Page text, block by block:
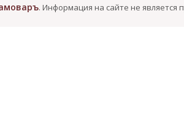
. Информация на сайте не является